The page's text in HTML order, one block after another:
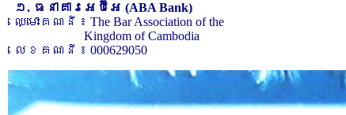
១. ធនាគារអេប៊ីអេ (ABA Bank)
ឈ្មោះគណនី ៖ The Bar Association of the
Kingdom of Cambodia
លេខគណនី ៖ 000629050